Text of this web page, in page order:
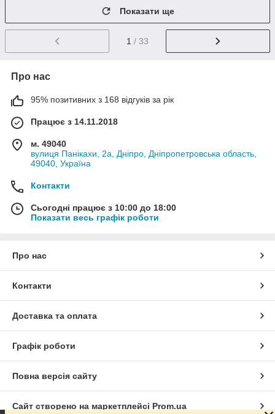
Показати ще
1 / 33
Про нас
95% позитивних з 168 відгуків за рік
Працює з 14.11.2018
м. 49040
вулиця Панікахи, 2а, Дніпро, Дніпропетровська область,
49040, Україна
Контакти
Сьогодні працює з 10:00 до 18:00
Показати весь графік роботи
Про нас
Контакти
Доставка та оплата
Графік роботи
Повна версія сайту
Сайт створено на маркетплейсі Prom.ua